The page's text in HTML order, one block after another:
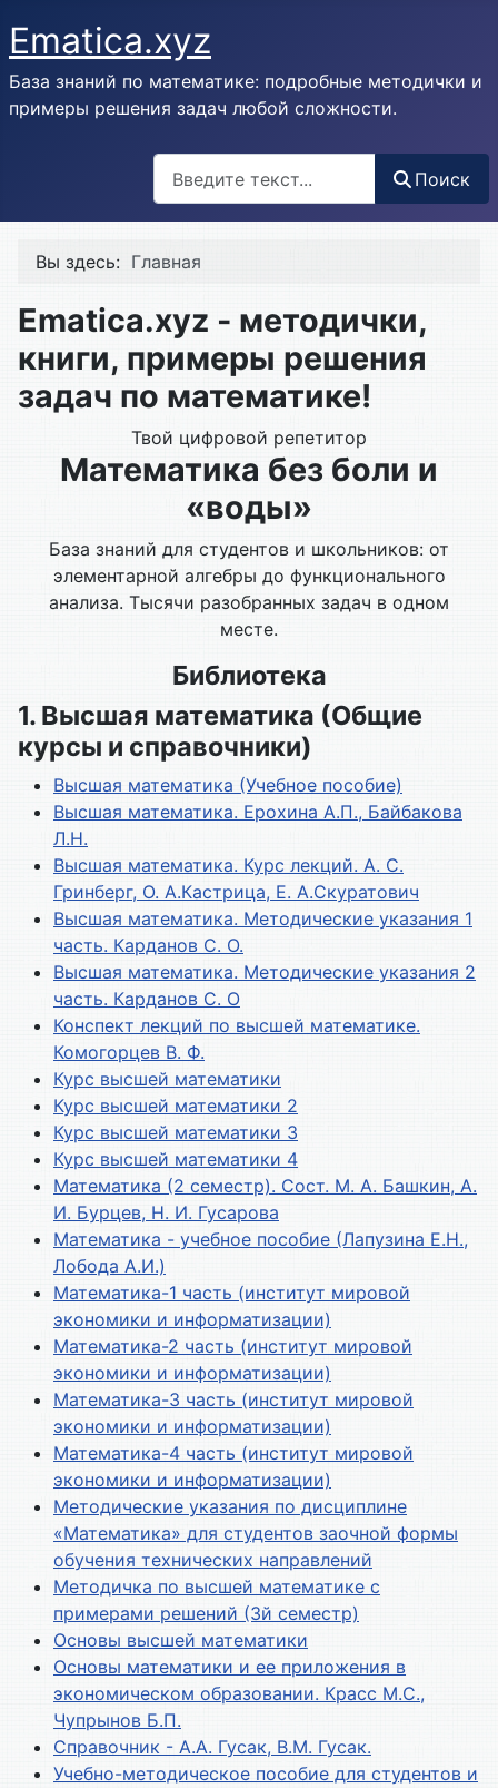
Ematica.xyz
База знаний по математике: подробные методички и
примеры решения задач любой сложности.
Поиск
Вы здесь: Главная
Ematica.xyz - методички,
книги, примеры решения
задач по математике!
Твой цифровой репетитор
Математика без боли и
«воды»
База знаний для студентов и школьников: от
элементарной алгебры до функционального
анализа. Тысячи разобранных задач в одном
месте.
Библиотека
1. Высшая математика (Общие
курсы и справочники)
Высшая математика (Учебное пособие)
Высшая математика. Ерохина А.П., Байбакова
Л.Н.
Высшая математика. Курс лекций. А. С.
Гринберг, О. А.Кастрица, Е. А.Скуратович
Высшая математика. Методические указания 1
часть. Карданов С. О.
Высшая математика. Методические указания 2
часть. Карданов С. О
Конспект лекций по высшей математике.
Комогорцев В. Ф.
Курс высшей математики
Курс высшей математики 2
Курс высшей математики 3
Курс высшей математики 4
Математика (2 семестр). Сост. М. А. Башкин, А.
И. Бурцев, Н. И. Гусарова
Математика - учебное пособие (Лапузина Е.Н.,
Лобода А.И.)
Математика-1 часть (институт мировой
экономики и информатизации)
Математика-2 часть (институт мировой
экономики и информатизации)
Математика-3 часть (институт мировой
экономики и информатизации)
Математика-4 часть (институт мировой
экономики и информатизации)
Методические указания по дисциплине
«Математика» для студентов заочной формы
обучения технических направлений
Методичка по высшей математике с
примерами решений (3й семестр)
Основы высшей математики
Основы математики и ее приложения в
экономическом образовании. Красс М.С.,
Чупрынов Б.П.
Справочник - А.А. Гусак, В.М. Гусак.
Учебно-методическое пособие для студентов и